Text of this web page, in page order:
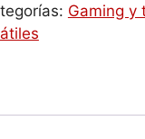
Gaming y